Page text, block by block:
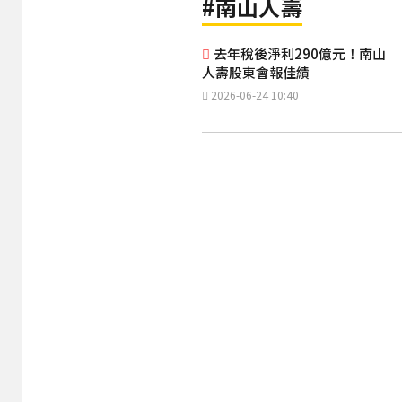
#南山人壽
去年稅後淨利290億元！南山
人壽股東會報佳績
2026-06-24 10:40